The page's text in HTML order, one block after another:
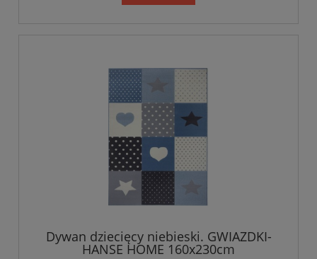
Dywan dziecięcy niebieski. GWIAZDKI-
HANSE HOME 160x230cm